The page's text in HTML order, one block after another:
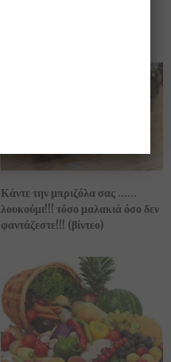
Κάντε την μπριζόλα σας ……
λουκούμι!!! τόσο μαλακιά όσο δεν
φαντάζεστε!!! (βίντεο)